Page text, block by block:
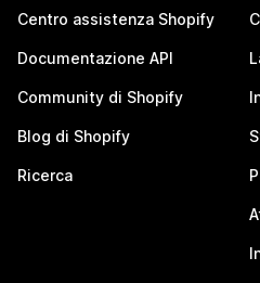
Centro assistenza Shopify
Documentazione API
Community di Shopify
Blog di Shopify
Ricerca